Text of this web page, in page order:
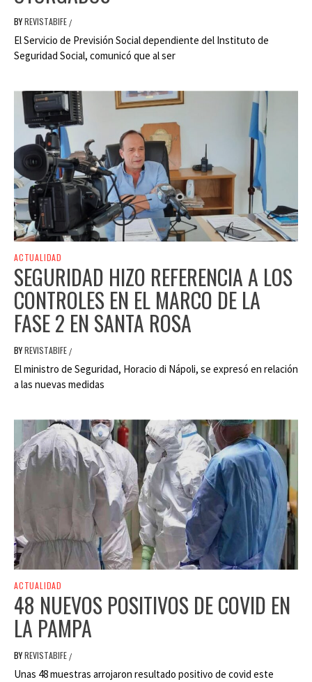
BYREVISTABIFE /
El Servicio de Previsión Social dependiente del Instituto de
Seguridad Social, comunicó que al ser
ACTUALIDAD
SEGURIDAD HIZO REFERENCIA A LOS
CONTROLES EN EL MARCO DE LA
FASE 2 EN SANTA ROSA
BYREVISTABIFE /
El ministro de Seguridad, Horacio di Nápoli, se expresó en relación
a las nuevas medidas
ACTUALIDAD
48 NUEVOS POSITIVOS DE COVID EN
LA PAMPA
BYREVISTABIFE /
Unas 48 muestras arrojaron resultado positivo de covid este